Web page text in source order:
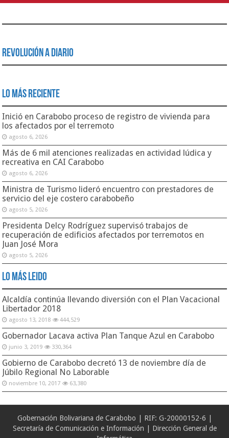
Revolución a Diario
Lo Más Reciente
Inició en Carabobo proceso de registro de vivienda para
los afectados por el terremoto
agosto 6, 2026
Más de 6 mil atenciones realizadas en actividad lúdica y
recreativa en CAI Carabobo
agosto 6, 2026
Ministra de Turismo lideró encuentro con prestadores de
servicio del eje costero carabobeño
agosto 5, 2026
Presidenta Delcy Rodríguez supervisó trabajos de
recuperación de edificios afectados por terremotos en
Juan José Mora
agosto 5, 2026
Lo Más Leido
Alcaldía continúa llevando diversión con el Plan Vacacional
Libertador 2018
agosto 13, 2018 444,529
Gobernador Lacava activa Plan Tanque Azul en Carabobo
junio 3, 2019 330,364
Gobierno de Carabobo decretó 13 de noviembre día de
Júbilo Regional No Laborable
noviembre 10, 2017 63,380
Gobernación Bolivariana de Carabobo | RIF: G-20000152-6 |
Secretaría de Comunicación e Información | Dirección General de